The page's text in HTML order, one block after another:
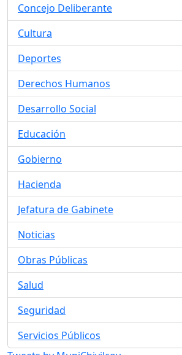
Concejo Deliberante
Cultura
Deportes
Derechos Humanos
Desarrollo Social
Educación
Gobierno
Hacienda
Jefatura de Gabinete
Noticias
Obras Públicas
Salud
Seguridad
Servicios Públicos